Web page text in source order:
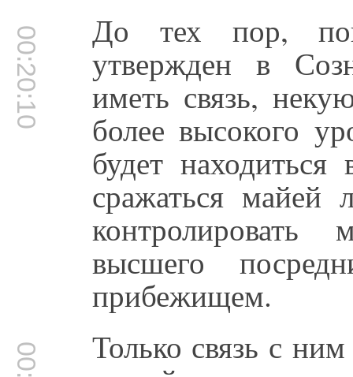
00:20:10 До тех пор,
утвержден в
иметь связь,
более высокого
будет
сражаться майей
высшего
прибежищем.
Только связь с